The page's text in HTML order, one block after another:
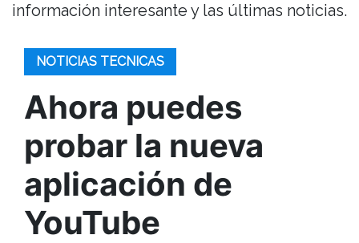
información interesante y las últimas noticias.
NOTICIAS TECNICAS
Ahora puedes
probar la nueva
aplicación de
YouTube